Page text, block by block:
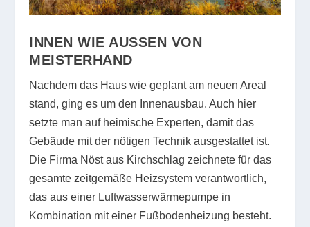
INNEN WIE AUSSEN VON M
EISTERHAND
Nachdem das Haus wie geplant am neuen Areal
stand, ging es um den Innenausbau. Auch hier
setzte man auf heimische Experten, damit das
Gebäude mit der nötigen Technik ausgestattet ist.
Die Firma Nöst aus Kirchschlag zeichnete für das
gesamte zeitgemäße Heizsystem verantwortlich,
das aus einer Luftwasserwärmepumpe in
Kombination mit einer Fußbodenheizung besteht.